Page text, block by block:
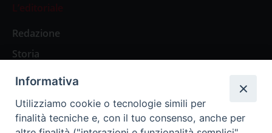
L’editoriale
Redazione
Storia
Abbonamenti
Abbonamento Annuale Digitale
Informativa
Utilizziamo cookie o tecnologie simili per
finalità tecniche e, con il tuo consenso, anche per